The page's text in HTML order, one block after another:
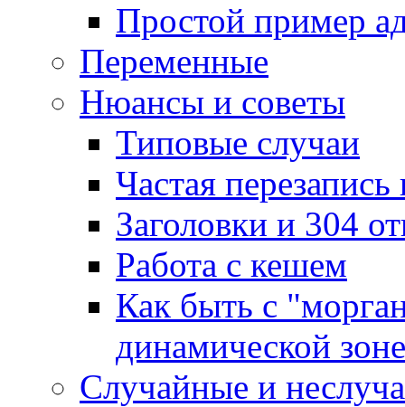
Простой пример
Переменные
Нюансы и советы
Типовые случаи
Частая
Заголовки и 304
Работа с кешем
Как быть с
динамической зоне
Случайные и